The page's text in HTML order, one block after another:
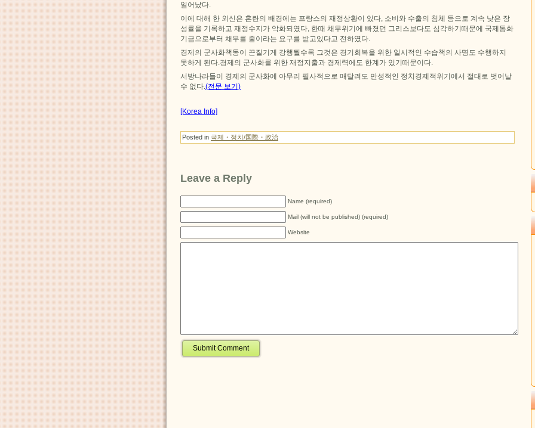
일어났다.
이에 대해 한 외신은 혼란의 배경에는 프랑스의 재정상황이 있다, 소비와 수출의 침체 등으로 계속 낮은 장
성률을 기록하고 재정수지가 악화되였다, 한때 채무위기에 빠졌던 그리스보다도 심각하기때문에 국제통화
기금으로부터 채무를 줄이라는 요구를 받고있다고 전하였다.
경제의 군사화책동이 끈질기게 강행될수록 그것은 경기회복을 위한 일시적인 수습책의 사명도 수행하지
못하게 된다.경제의 군사화를 위한 재정지출과 경제력에도 한계가 있기때문이다.
서방나라들이 경제의 군사화에 아무리 필사적으로 매달려도 만성적인 정치경제적위기에서 절대로 벗어날
수 없다.(전문 보기)
[Korea Info]
Posted in 국제・정치/国際・政治
Leave a Reply
Name (required)
Mail (will not be published) (required)
Website